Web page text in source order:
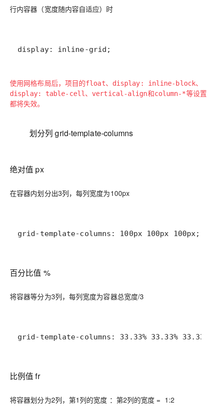
行内容器（宽度随内容自适应）时
display: inline-grid;
使用网格布局后，项目的float、 display: inline-block、
display: table-cell 、vertical-align和column-*等设置
都将失效。
划分列 grid-template-columns
绝对值 px
在容器内划分出3列，每列宽度为100px
grid-template-columns: 100px 100px 100px;
百分比值 %
将容器等分为3列，每列宽度为容器总宽度/3
grid-template-columns: 33.33% 33.33% 33.33%;
比例值 fr
将容器划分为2列，第1列的宽度 ：第2列的宽度 = 1:2